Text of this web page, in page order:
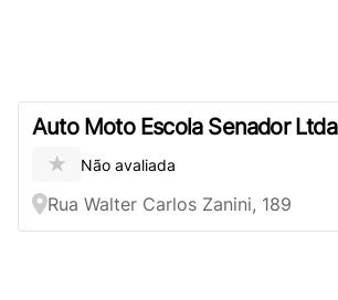
Auto Moto Escola Senador Ltda
★ Não avaliada
Rua Walter Carlos Zanini, 189